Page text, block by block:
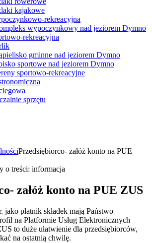
kajakowe
rekreacyjna
wypoczynkowy nad jeziorem Dymno
rekreacyjna
gminne nad jeziorem Dymno
sportowe nad jeziorem Dymno
sportowo-rekreacyjne
sprzętu
Przedsiębiorco- załóż konto na PUE
załóż konto na PUE ZUS
płatnik składek mają Państwo
na Platformie Usług Elektronicznych
to duże ułatwienie dla przedsiębiorców,
na ostatnią chwilę.